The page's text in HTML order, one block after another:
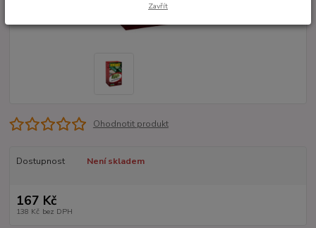
Ohodnotit produkt
Dostupnost Není skladem
167 Kč
138 Kč bez DPH
Zavřít